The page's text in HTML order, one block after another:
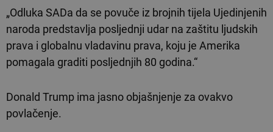
„Odluka SADa da se povuče iz brojnih tijela Ujedinjenih
naroda predstavlja posljednji udar na zaštitu ljudskih
prava i globalnu vladavinu prava, koju je Amerika
pomagala graditi posljednjih 80 godina.“
Donald Trump ima jasno objašnjenje za ovakvo
povlačenje.